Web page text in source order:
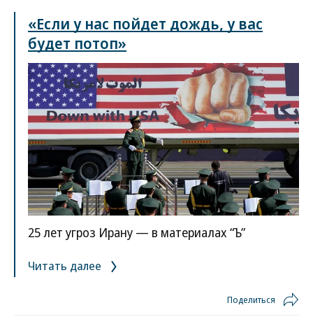
«Если у нас пойдет дождь, у вас
будет потоп»
25 лет угроз Ирану — в материалах “Ъ”
Читать далее
Поделиться